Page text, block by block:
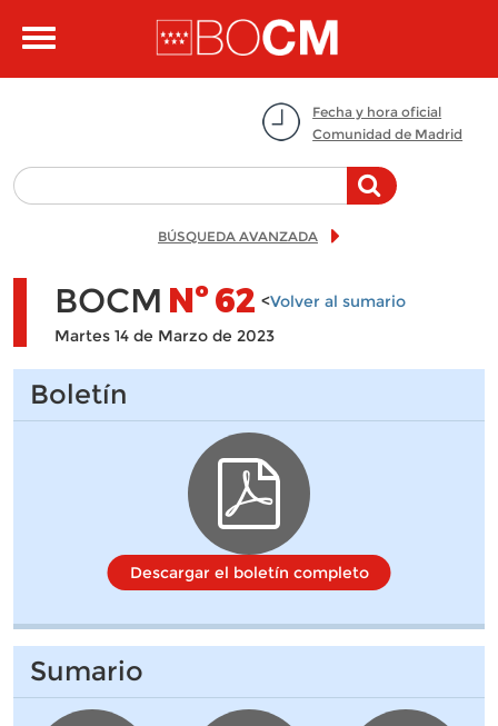
Toggle
Fecha y hora oficial
Comunidad de Madrid
BÚSQUEDA AVANZADA
BOCM Nº62 <Volver al sumario
Martes 14 de Marzo de 2023
Boletín
Descargar el boletín completo
Sumario